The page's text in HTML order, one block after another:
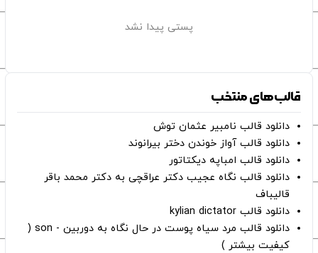
پستی پیدا نشد
قالب‌های منتخب
دانلود قالب نامبیر عثمان ‌توش
دانلود قالب آواز خوندن دختر بیرانوند
دانلود قالب امباپه دیکتاتور
دانلود قالب نگاه عجیب دکتر عراقچی به دکتر محمد باقر
قالیباف
دانلود قالب kylian dictator
دانلود قالب مرد سیاه پوست در حال نگاه به دوربین - son (
کیفیت بیشتر )